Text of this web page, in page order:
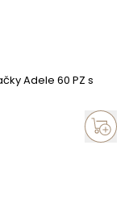
Adele 60 PZ s